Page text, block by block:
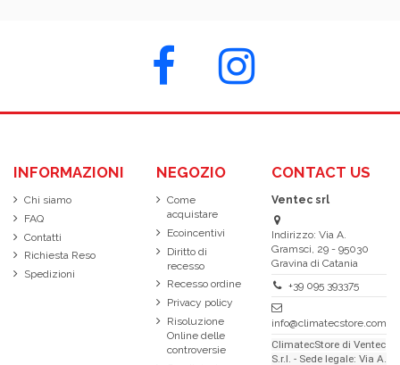
INFORMAZIONI
Chi siamo
FAQ
Contatti
Richiesta Reso
Spedizioni
NEGOZIO
Come
acquistare
Ecoincentivi
Diritto di
recesso
Recesso ordine
Privacy policy
Risoluzione
Online delle
controversie
CONTACT US
Ventec srl
Indirizzo: Via A.
Gramsci, 29 - 95030
Gravina di Catania
+39 095 393375
info@climatecstore.com
ClimatecStore di Ventec
S.r.l. - Sede legale: Via A.